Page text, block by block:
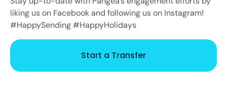
liking us on Facebook and following us on Instagram!
#HappySending #HappyHolidays
Start a Transfer